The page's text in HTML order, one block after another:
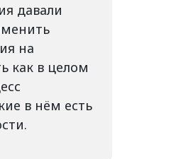
давали
на
как в целом
в нём есть